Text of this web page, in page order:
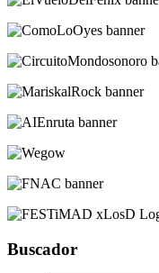
Buscador